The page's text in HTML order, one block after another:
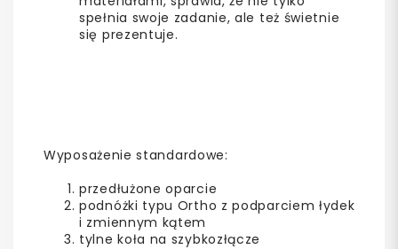
spełnia swoje zadanie, ale też świetnie
się prezentuje.
Wyposażenie standardowe:
przedłużone oparcie
podnóżki typu Ortho z podparciem łydek
i zmiennym kątem
tylne koła na szybkozłącze